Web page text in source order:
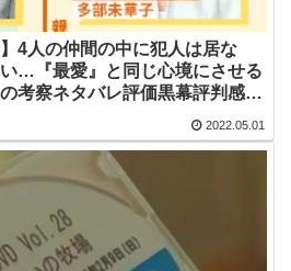
4人の仲間の中に犯人は居な
…『最愛』と同じ心境にさせる
考察ネタバレ評価黒幕評判感想
2022.05.01